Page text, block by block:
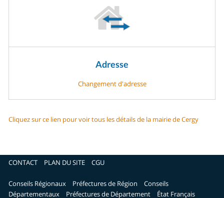
Adresse
Changement d'adresse
Cliquez sur ce lien pour voir tous les détails de la mairie de Cergy
CONTACT PLAN DU SITE CGU
Conseils Régionaux Préfectures de Région
Conseils
Départementaux
Préfectures de Département État Français